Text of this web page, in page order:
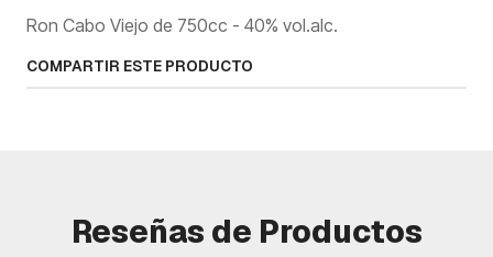
Ron Cabo Viejo de 750cc - 40% vol.alc.
COMPARTIR ESTE PRODUCTO
Reseñas de Productos